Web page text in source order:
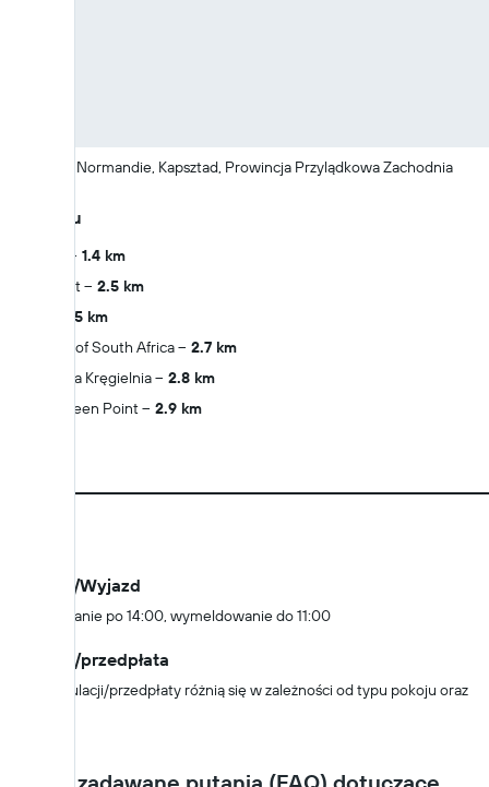
39 Avenue Normandie, Kapsztad, Prowincja Przylądkowa Zachodnia
W pobliżu
1.4 km
Long Street
2.5 km
2.5 km
Parliament of South Africa
2.7 km
City Miejska Kręgielnia
2.8 km
Stadion Green Point
2.9 km
Przyjazd/Wyjazd
Zameldowanie po 14:00, wymeldowanie do 11:00
Anulacja/przedpłata
Zasady anulacji/przedpłaty różnią się w zależności od typu pokoju oraz